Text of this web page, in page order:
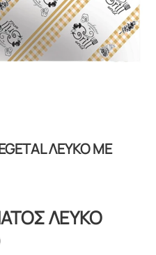
ΛΕΥΚΟ ΜΕ
ΛΕΥΚΟ